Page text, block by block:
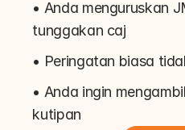
• Anda menguruskan
tunggakan caj
• Peringatan biasa
• Anda ingin
kutipan